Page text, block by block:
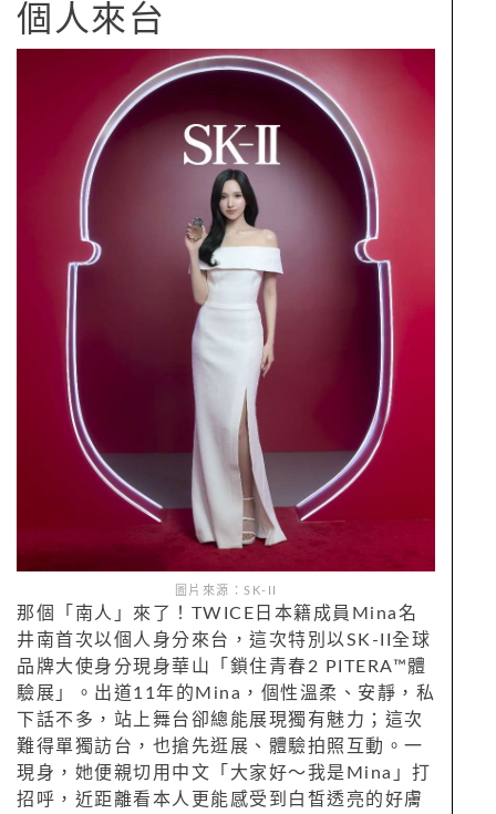
個人來台
圖片來源：SK-II
那個「南人」來了！TWICE日本籍成員Mina名
井南首次以個人身分來台，這次特別以SK-II全球
品牌大使身分現身華山「鎖住青春2 PITERA™體
驗展」。出道11年的Mina，個性溫柔、安靜，私
下話不多，站上舞台卻總能展現獨有魅力；這次
難得單獨訪台，也搶先逛展、體驗拍照互動。一
現身，她便親切用中文「大家好～我是Mina」打
招呼，近距離看本人更能感受到白皙透亮的好膚